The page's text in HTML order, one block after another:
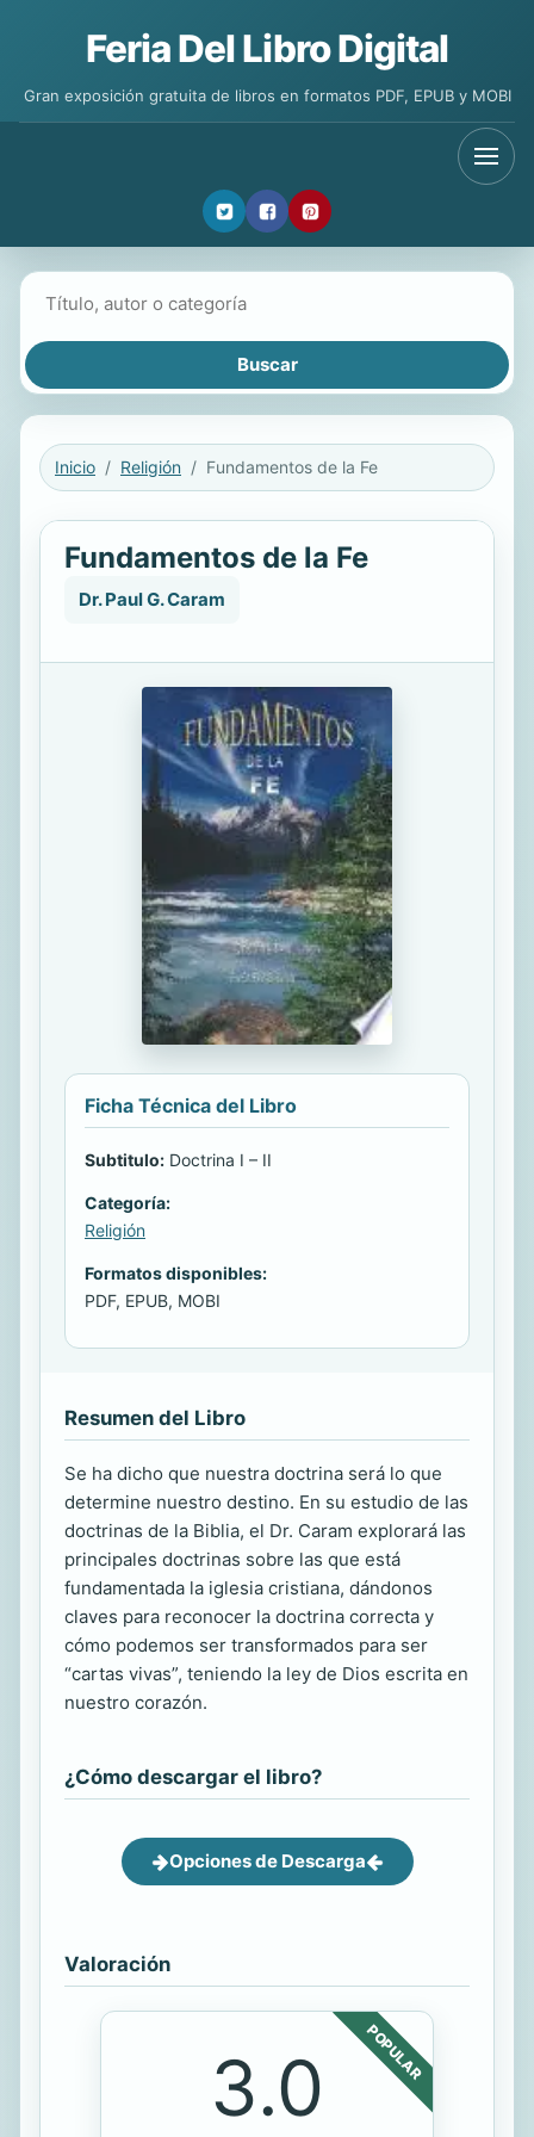
Feria Del Libro Digital
Gran exposición gratuita de libros en formatos PDF, EPUB y MOBI
Inicio Religión Fundamentos de la Fe
Fundamentos de la Fe
Dr. Paul G. Caram
Ficha Técnica del Libro
Subtitulo: Doctrina I – II
Categoría:
Religión
Formatos disponibles:
PDF, EPUB, MOBI
Resumen del Libro
Se ha dicho que nuestra doctrina será lo que
determine nuestro destino. En su estudio de las
doctrinas de la Biblia, el Dr. Caram explorará las
principales doctrinas sobre las que está
fundamentada la iglesia cristiana, dándonos
claves para reconocer la doctrina correcta y
cómo podemos ser transformados para ser
“cartas vivas”, teniendo la ley de Dios escrita en
nuestro corazón.
¿Cómo descargar el libro?
Opciones de Descarga
Valoración
POPULAR
3.0